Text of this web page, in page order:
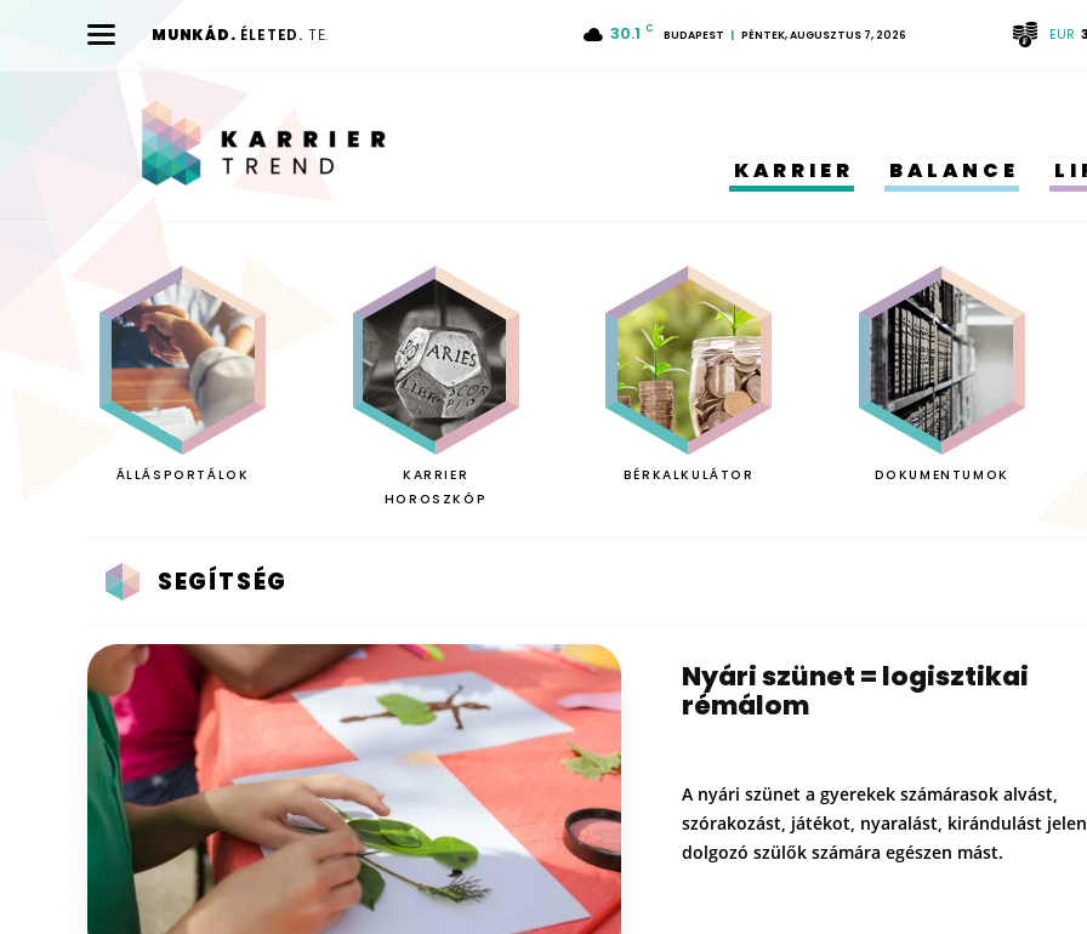
MUNKÁD. ÉLETED. TE. 30.1 C BUDAPEST PÉNTEK, AUGUSZTUS 7, 2026 EUR
KARRIER BALANCE
ÁLLÁSPORTÁLOK
KARRIER
HOROSZKÓP
BÉRKALKULÁTOR DOKUMENTUMOK
SEGÍTSÉG
Nyári szünet = logisztikai
rémálom
A nyári szünet a gyerekek számárasok alvást,
szórakozást, játékot, nyaralást, kirándulást
dolgozó szülők számára egészen mást.